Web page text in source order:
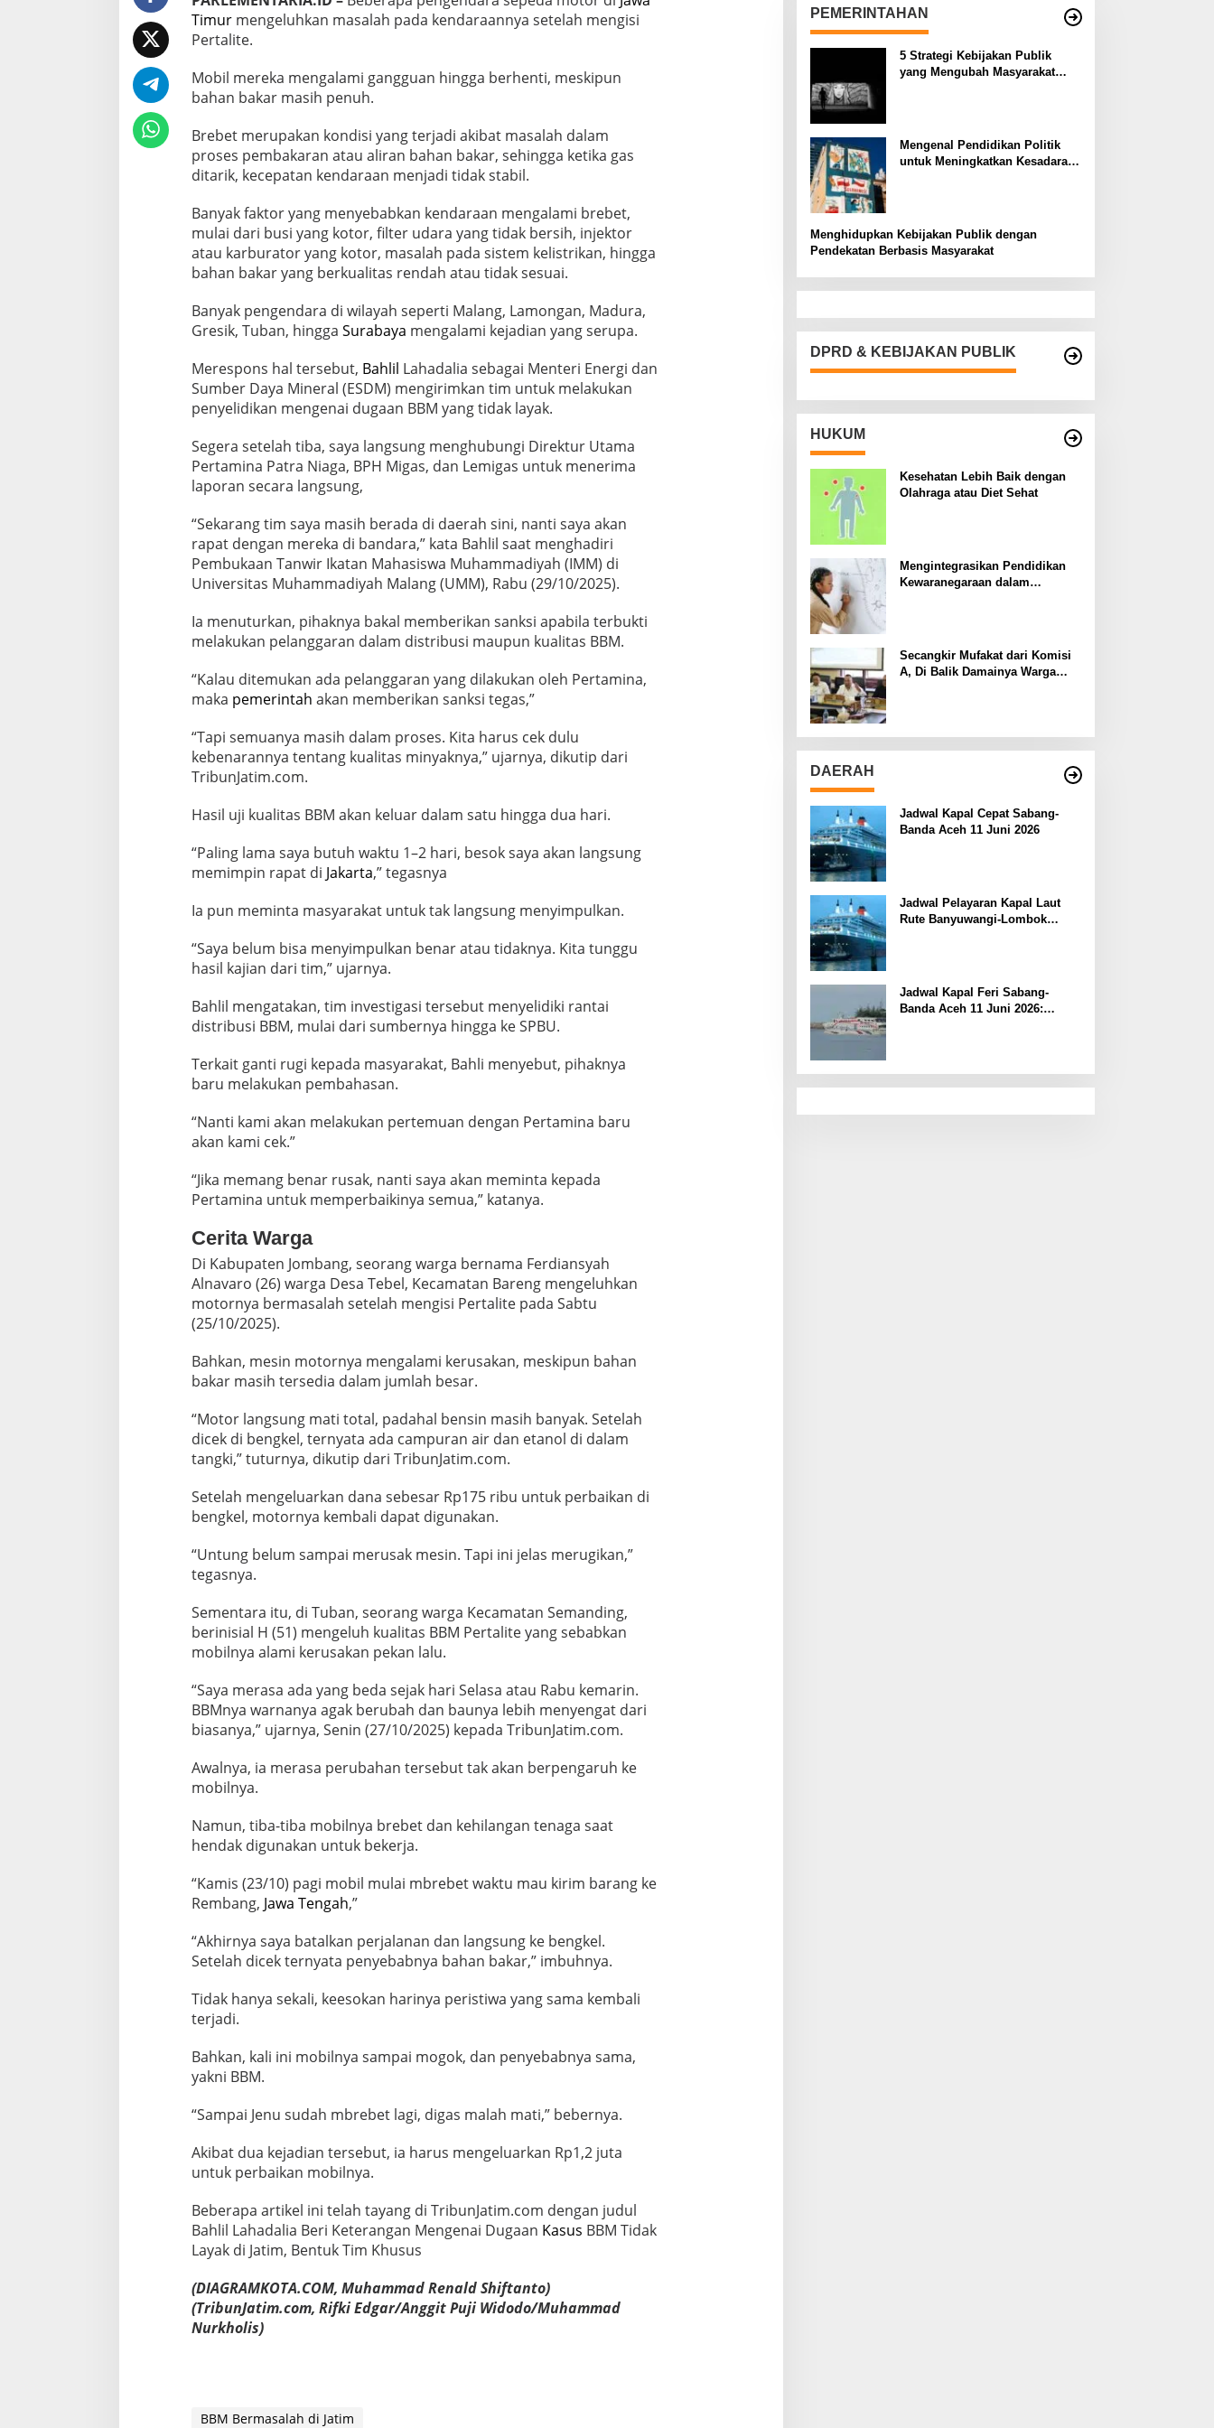
H
l
K
r
j
a
T
m
,
B
a
k
l
D
i
a
n
k
K
a
l
u
S
a
l
a
Timurmengeluhkan masalah pada kendaraannya setelah mengisi
Pertalite.
Mobil mereka mengalami gangguan hingga berhenti, meskipun
bahan bakar masih penuh.
Brebet merupakan kondisi yang terjadi akibat masalah dalam
proses pembakaran atau aliran bahan bakar, sehingga ketika gas
ditarik, kecepatan kendaraan menjadi tidak stabil.
Banyak faktor yang menyebabkan kendaraan mengalami brebet,
mulai dari busi yang kotor, filter udara yang tidak bersih, injektor
atau karburator yang kotor, masalah pada sistem kelistrikan, hingga
bahan bakar yang berkualitas rendah atau tidak sesuai.
Banyak pengendara di wilayah seperti Malang, Lamongan, Madura,
Gresik, Tuban, hingga Surabaya mengalami kejadian yang serupa.
Merespons hal tersebut, Bahlil Lahadalia sebagai Menteri Energi dan
Sumber Daya Mineral (ESDM) mengirimkan tim untuk melakukan
penyelidikan mengenai dugaan BBM yang tidak layak.
Segera setelah tiba, saya langsung menghubungi Direktur Utama
Pertamina Patra Niaga, BPH Migas, dan Lemigas untuk menerima
laporan secara langsung,
“Sekarang tim saya masih berada di daerah sini, nanti saya akan
rapat dengan mereka di bandara,” kata Bahlil saat menghadiri
Pembukaan Tanwir Ikatan Mahasiswa Muhammadiyah (IMM) di
Universitas Muhammadiyah Malang (UMM), Rabu (29/10/2025).
Ia menuturkan, pihaknya bakal memberikan sanksi apabila terbukti
melakukan pelanggaran dalam distribusi maupun kualitas BBM.
“Kalau ditemukan ada pelanggaran yang dilakukan oleh Pertamina,
maka pemerintah akan memberikan sanksi tegas,”
“Tapi semuanya masih dalam proses. Kita harus cek dulu
kebenarannya tentang kualitas minyaknya,” ujarnya, dikutip dari
TribunJatim.com.
Hasil uji kualitas BBM akan keluar dalam satu hingga dua hari.
“Paling lama saya butuh waktu 1–2 hari, besok saya akan langsung
memimpin rapat di Jakarta,” tegasnya
Ia pun meminta masyarakat untuk tak langsung menyimpulkan.
“Saya belum bisa menyimpulkan benar atau tidaknya. Kita tunggu
hasil kajian dari tim,” ujarnya.
Bahlil mengatakan, tim investigasi tersebut menyelidiki rantai
distribusi BBM, mulai dari sumbernya hingga ke SPBU.
Terkait ganti rugi kepada masyarakat, Bahli menyebut, pihaknya
baru melakukan pembahasan.
“Nanti kami akan melakukan pertemuan dengan Pertamina baru
akan kami cek.”
“Jika memang benar rusak, nanti saya akan meminta kepada
Pertamina untuk memperbaikinya semua,” katanya.
Cerita Warga
Di Kabupaten Jombang, seorang warga bernama Ferdiansyah
Alnavaro (26) warga Desa Tebel, Kecamatan Bareng mengeluhkan
motornya bermasalah setelah mengisi Pertalite pada Sabtu
(25/10/2025).
Bahkan, mesin motornya mengalami kerusakan, meskipun bahan
bakar masih tersedia dalam jumlah besar.
“Motor langsung mati total, padahal bensin masih banyak. Setelah
dicek di bengkel, ternyata ada campuran air dan etanol di dalam
tangki,” tuturnya, dikutip dari TribunJatim.com.
Setelah mengeluarkan dana sebesar Rp175 ribu untuk perbaikan di
bengkel, motornya kembali dapat digunakan.
“Untung belum sampai merusak mesin. Tapi ini jelas merugikan,”
tegasnya.
Sementara itu, di Tuban, seorang warga Kecamatan Semanding,
berinisial H (51) mengeluh kualitas BBM Pertalite yang sebabkan
mobilnya alami kerusakan pekan lalu.
“Saya merasa ada yang beda sejak hari Selasa atau Rabu kemarin.
BBMnya warnanya agak berubah dan baunya lebih menyengat dari
biasanya,” ujarnya, Senin (27/10/2025) kepada TribunJatim.com.
Awalnya, ia merasa perubahan tersebut tak akan berpengaruh ke
mobilnya.
Namun, tiba-tiba mobilnya brebet dan kehilangan tenaga saat
hendak digunakan untuk bekerja.
“Kamis (23/10) pagi mobil mulai mbrebet waktu mau kirim barang ke
Rembang, Jawa Tengah,”
“Akhirnya saya batalkan perjalanan dan langsung ke bengkel.
Setelah dicek ternyata penyebabnya bahan bakar,” imbuhnya.
Tidak hanya sekali, keesokan harinya peristiwa yang sama kembali
terjadi.
Bahkan, kali ini mobilnya sampai mogok, dan penyebabnya sama,
yakni BBM.
“Sampai Jenu sudah mbrebet lagi, digas malah mati,” bebernya.
Akibat dua kejadian tersebut, ia harus mengeluarkan Rp1,2 juta
untuk perbaikan mobilnya.
Beberapa artikel ini telah tayang di TribunJatim.com dengan judul
Bahlil Lahadalia Beri Keterangan Mengenai Dugaan Kasus BBM Tidak
Layak di Jatim, Bentuk Tim Khusus
(DIAGRAMKOTA.COM, Muhammad Renald Shiftanto)
(TribunJatim.com, Rifki Edgar/Anggit Puji Widodo/Muhammad
Nurkholis)
BBM Bermasalah di Jatim
PEMERINTAHAN
5 Strategi Kebijakan Publik
yang Mengubah Masyarakat
Mengenal Pendidikan Politik
untuk Meningkatkan Kesadaran
Menghidupkan Kebijakan Publik dengan
Pendekatan Berbasis Masyarakat
DPRD & KEBIJAKAN PUBLIK
HUKUM
Kesehatan Lebih Baik dengan
Olahraga atau Diet Sehat
Mengintegrasikan Pendidikan
Kewaranegaraan dalam
Secangkir Mufakat dari Komisi
A, Di Balik Damainya Warga
DAERAH
Jadwal Kapal Cepat Sabang-
Banda Aceh 11 Juni 2026
Jadwal Pelayaran Kapal Laut
Rute Banyuwangi-Lombok
Jadwal Kapal Feri Sabang-
Banda Aceh 11 Juni 2026: